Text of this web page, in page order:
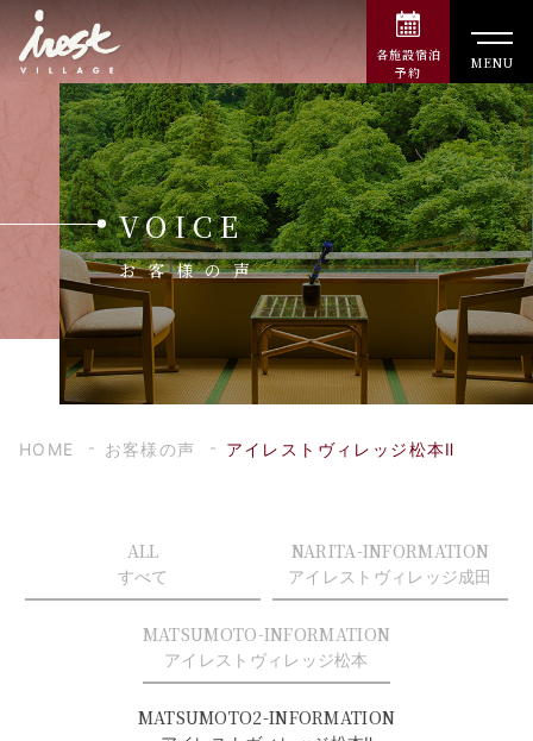
各施設宿泊
予約
MENU
VOICE
お客様の声
HOME お客様の声 アイレストヴィレッジ松本Ⅱ
ALL
すべて
NARITA-INFORMATION
アイレストヴィレッジ成田
MATSUMOTO-INFORMATION
アイレストヴィレッジ松本
MATSUMOTO2-INFORMATION